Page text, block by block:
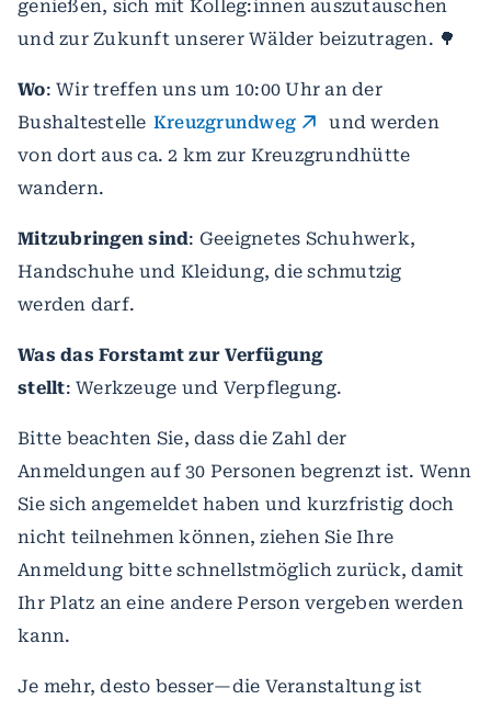
genießen, sich mit Kolleg:innen auszutauschen
und zur Zukunft unserer Wälder beizutragen. 🌳
Wo: Wir treffen uns um 10:00 Uhr an der
Bushaltestelle Kreuzgrundweg
und werden
von dort aus ca. 2 km zur Kreuzgrundhütte
wandern.
Mitzubringen sind: Geeignetes Schuhwerk,
Handschuhe und Kleidung, die schmutzig
werden darf.
Was das Forstamt zur Verfügung
stellt: Werkzeuge und Verpflegung.
Bitte beachten Sie, dass die Zahl der
Anmeldungen auf 30 Personen begrenzt ist. Wenn
Sie sich angemeldet haben und kurzfristig doch
nicht teilnehmen können, ziehen Sie Ihre
Anmeldung bitte schnellstmöglich zurück, damit
Ihr Platz an eine andere Person vergeben werden
kann.
Je mehr, desto besser—die Veranstaltung ist